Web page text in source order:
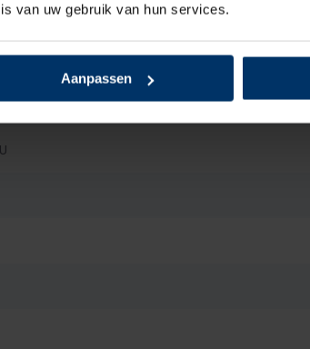
van uw gebruik van hun services.
Aanpassen